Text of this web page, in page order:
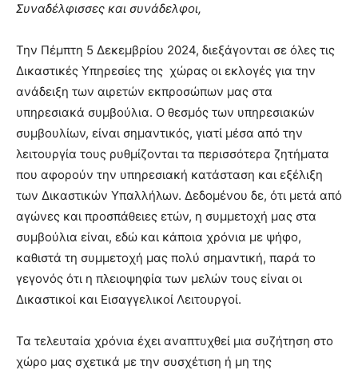
Συναδέλφισσες και συνάδελφοι,
Την Πέμπτη 5 Δεκεμβρίου 2024, διεξάγονται σε όλες τις
∆ικαστικές Υπηρεσίες της χώρας οι εκλογές για την
ανάδειξη των αιρετών εκπροσώπων µας στα
υπηρεσιακά συµβούλια. Ο θεσμός των υπηρεσιακών
συμβουλίων, είναι σημαντικός, γιατί μέσα από την
λειτουργία τους ρυθμίζονται τα περισσότερα ζητήματα
που αφορούν την υπηρεσιακή κατάσταση και εξέλιξη
των Δικαστικών Υπαλλήλων. Δεδομένου δε, ότι μετά από
αγώνες και προσπάθειες ετών, η συμμετοχή μας στα
συμβούλια είναι, εδώ και κάποια χρόνια με ψήφο,
καθιστά τη συμμετοχή μας πολύ σημαντική, παρά το
γεγονός ότι η πλειοψηφία των μελών τους είναι οι
Δικαστικοί και Εισαγγελικοί Λειτουργοί.
Τα τελευταία χρόνια έχει αναπτυχθεί μια συζήτηση στο
χώρο μας σχετικά με την συσχέτιση ή μη της